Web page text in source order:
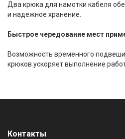
Два крюка для намотки кабеля
и надежное хранение.
Быстрое чередование мест
Возможность временного
крюков ускоряет выполнение
Контакты